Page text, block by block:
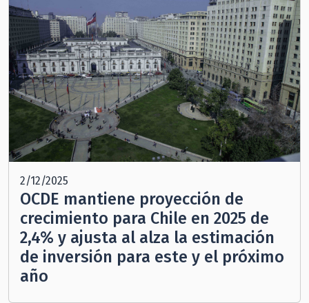
2/12/2025
OCDE mantiene proyección de
crecimiento para Chile en 2025 de
2,4% y ajusta al alza la estimación
de inversión para este y el próximo
año